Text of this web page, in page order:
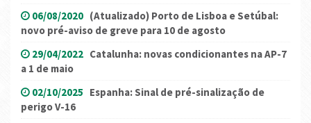
06/08/2020 (Atualizado) Porto de Lisboa e Setúbal:
novo pré-aviso de greve para 10 de agosto
29/04/2022 Catalunha: novas condicionantes na AP-7
a 1 de maio
02/10/2025 Espanha: Sinal de pré-sinalização de
perigo V-16